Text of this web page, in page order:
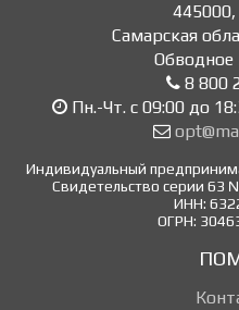
445000,
Самарская
Обводное
8 800
Пн.-Чт. с 09:00 до
Индивидуальный
Свидетельство серии 63
ИНН:
ОГРН: